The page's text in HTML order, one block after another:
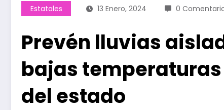
Estatales 13 Enero, 2024 0
Prevén lluvias
bajas
del estado